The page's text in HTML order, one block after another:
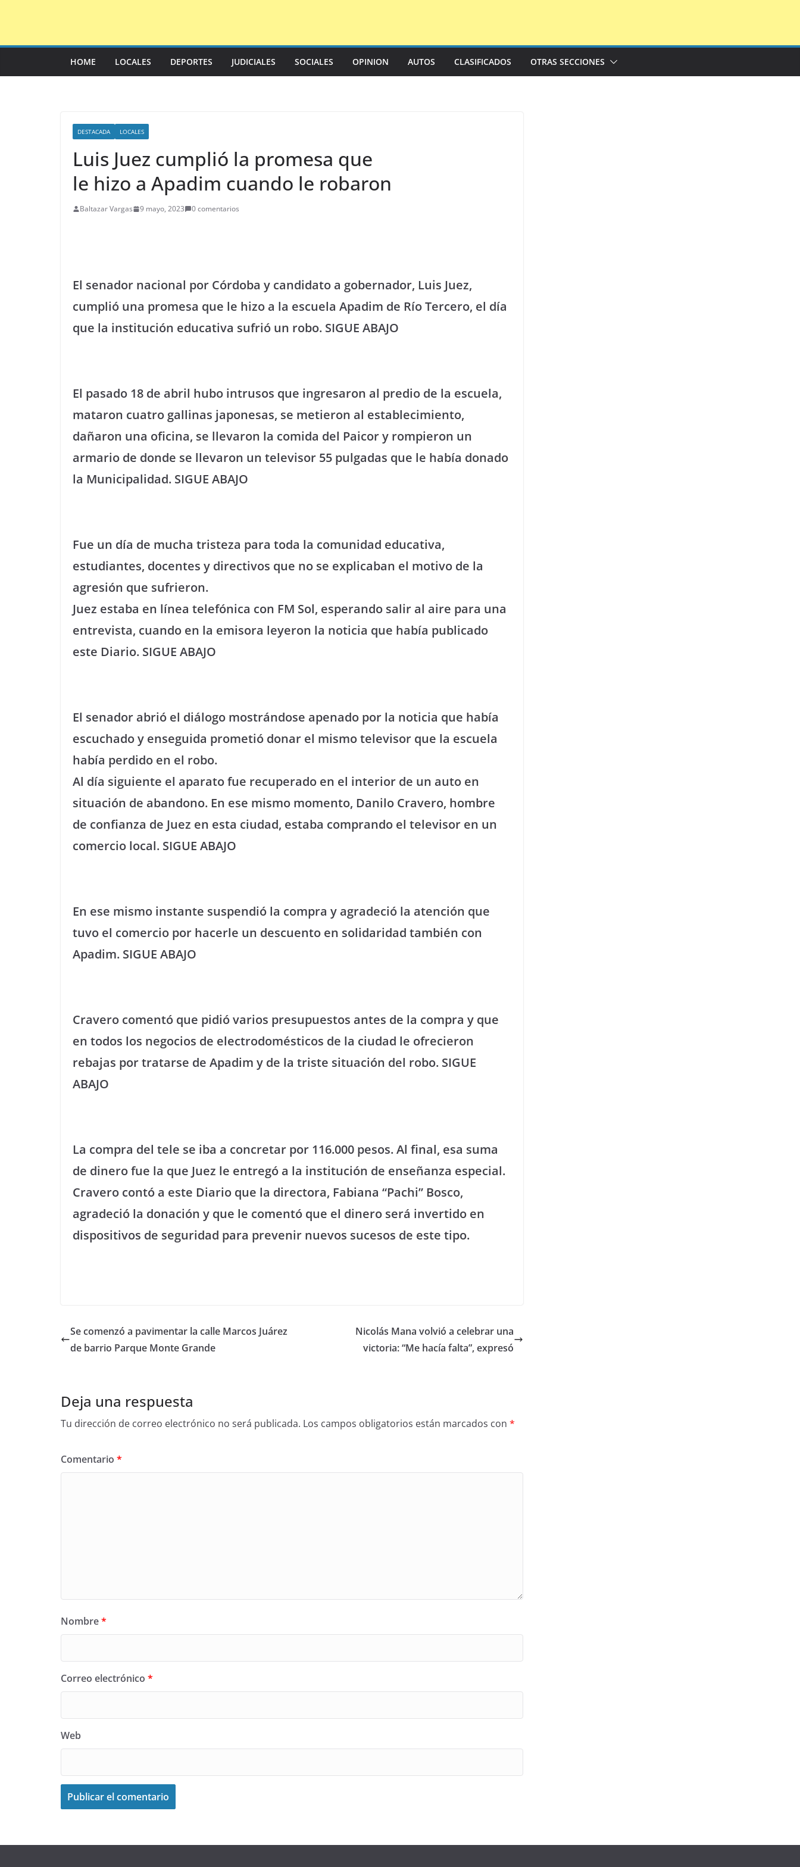
HOME LOCALES DEPORTES JUDICIALES SOCIALES OPINION AUTOS CLASIFICADOS OTRAS SECCIONES
DESTACADA LOCALES
Luis Juez cumplió la promesa que
le hizo a Apadim cuando le robaron
Baltazar Vargas 9 mayo, 2023 0 comentarios
El senador nacional por Córdoba y candidato a gobernador, Luis Juez,
cumplió una promesa que le hizo a la escuela Apadim de Río Tercero, el día
que la institución educativa sufrió un robo. SIGUE ABAJO
El pasado 18 de abril hubo intrusos que ingresaron al predio de la escuela,
mataron cuatro gallinas japonesas, se metieron al establecimiento,
dañaron una oficina, se llevaron la comida del Paicor y rompieron un
armario de donde se llevaron un televisor 55 pulgadas que le había donado
la Municipalidad. SIGUE ABAJO
Fue un día de mucha tristeza para toda la comunidad educativa,
estudiantes, docentes y directivos que no se explicaban el motivo de la
agresión que sufrieron.
Juez estaba en línea telefónica con FM Sol, esperando salir al aire para una
entrevista, cuando en la emisora leyeron la noticia que había publicado
este Diario. SIGUE ABAJO
El senador abrió el diálogo mostrándose apenado por la noticia que había
escuchado y enseguida prometió donar el mismo televisor que la escuela
había perdido en el robo.
Al día siguiente el aparato fue recuperado en el interior de un auto en
situación de abandono. En ese mismo momento, Danilo Cravero, hombre
de confianza de Juez en esta ciudad, estaba comprando el televisor en un
comercio local. SIGUE ABAJO
En ese mismo instante suspendió la compra y agradeció la atención que
tuvo el comercio por hacerle un descuento en solidaridad también con
Apadim. SIGUE ABAJO
Cravero comentó que pidió varios presupuestos antes de la compra y que
en todos los negocios de electrodomésticos de la ciudad le ofrecieron
rebajas por tratarse de Apadim y de la triste situación del robo. SIGUE
ABAJO
La compra del tele se iba a concretar por 116.000 pesos. Al final, esa suma
de dinero fue la que Juez le entregó a la institución de enseñanza especial.
Cravero contó a este Diario que la directora, Fabiana “Pachi” Bosco,
agradeció la donación y que le comentó que el dinero será invertido en
dispositivos de seguridad para prevenir nuevos sucesos de este tipo.
Se comenzó a pavimentar la calle Marcos Juárez
de barrio Parque Monte Grande
Nicolás Mana volvió a celebrar una
victoria: “Me hacía falta”, expresó
Deja una respuesta
Tu dirección de correo electrónico no será publicada. Los campos obligatorios están marcados con *
Comentario *
Nombre*
Correo electrónico *
Web